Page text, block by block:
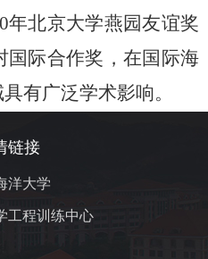
年北京大学燕园友谊奖
国际合作奖，在国际海
有广泛学术影响。
链接
洋大学
工程训练中心